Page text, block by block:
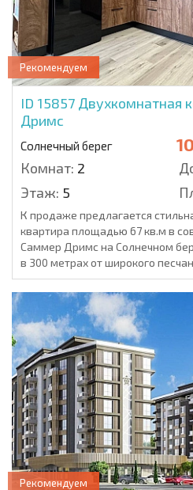
Рекомендуем
ID 15857 Двухкомнатная
Дримс
Солнечный берег
Комнат: 2
Этаж: 5
К продаже предлагается
квартира площадью 67 кв.м в
Саммер Дримс на Солнечном
в 300 метрах от широкого
Рекомендуем